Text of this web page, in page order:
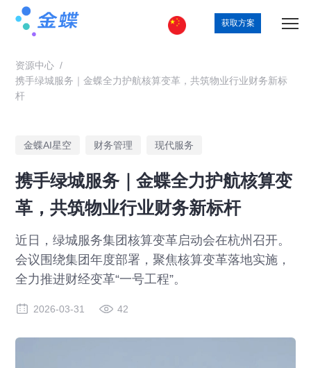
获取方案
资源中心 /
携手绿城服务｜金蝶全力护航核算变革，共筑物业行业财务新标
杆
金蝶AI星空 财务管理 现代服务
携手绿城服务｜金蝶全力护航核算变
革，共筑物业行业财务新标杆
近日，绿城服务集团核算变革启动会在杭州召开。
会议围绕集团年度部署，聚焦核算变革落地实施，
全力推进财经变革“一号工程”。
2026-03-31 42